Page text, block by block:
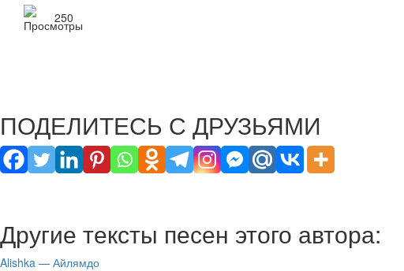
250
ПОДЕЛИТЕСЬ С ДРУЗЬЯМИ
Другие тексты песен этого автора:
Alishka — Айлямдо